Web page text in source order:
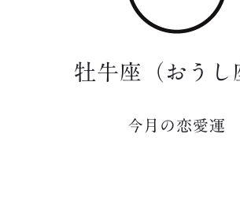
牡牛座（おうし
今月の恋愛運